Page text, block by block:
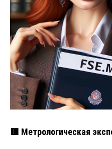
🟥 Метрологическая